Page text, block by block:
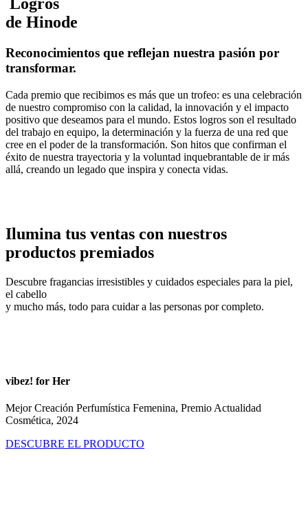
de Hinode
Reconocimientos que reflejan nuestra pasión por
transformar.
Cada premio que recibimos es más que un trofeo: es una celebración
de nuestro compromiso con la calidad, la innovación y el impacto
positivo que deseamos para el mundo. Estos logros son el resultado
del trabajo en equipo, la determinación y la fuerza de una red que
cree en el poder de la transformación. Son hitos que confirman el
éxito de nuestra trayectoria y la voluntad inquebrantable de ir más
allá, creando un legado que inspira y conecta vidas.
Ilumina tus ventas con nuestros
productos premiados
Descubre fragancias irresistibles y cuidados especiales para la piel,
el cabello
y mucho más, todo para cuidar a las personas por completo.
vibez! for Her
Mejor Creación Perfumística Femenina, Premio Actualidad
Cosmética, 2024
DESCUBRE EL PRODUCTO